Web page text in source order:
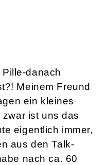
danach
Meinem Freund
ein kleines
ist uns das
eigentlich immer,
aus den Talk-
nach ca. 60